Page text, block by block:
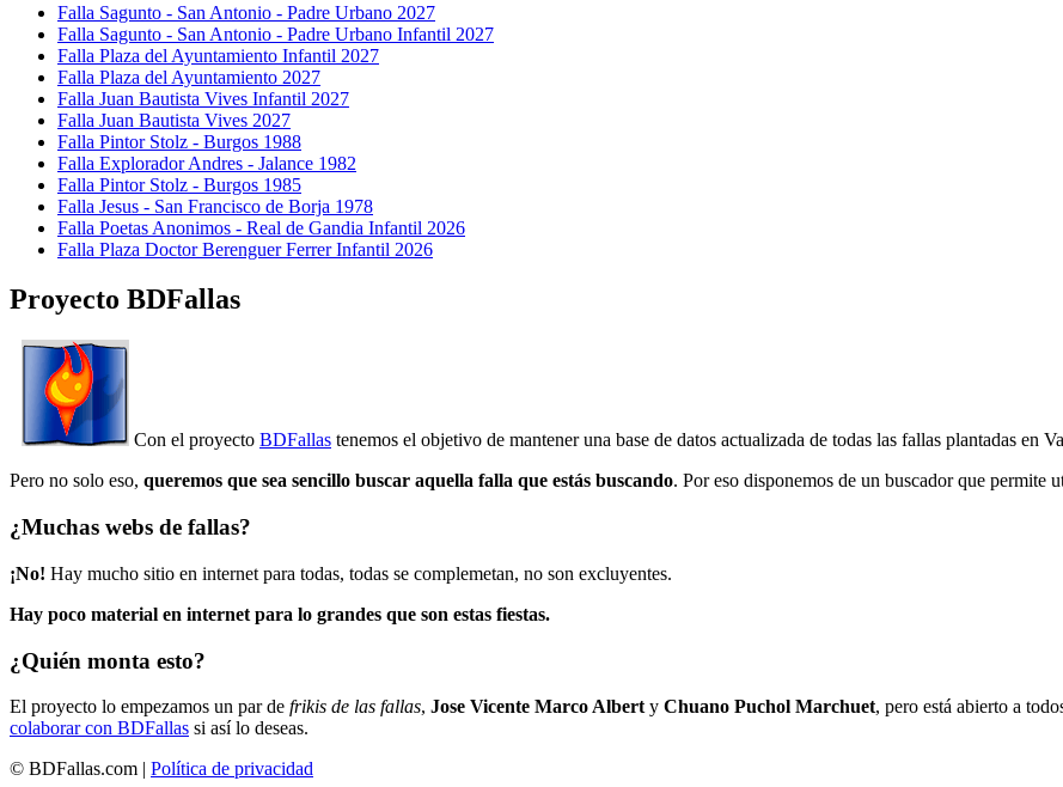
Falla Sagunto - San Antonio - Padre Urbano 2027
Falla Sagunto - San Antonio - Padre Urbano Infantil 2027
Falla Plaza del Ayuntamiento Infantil 2027
Falla Plaza del Ayuntamiento 2027
Falla Juan Bautista Vives Infantil 2027
Falla Juan Bautista Vives 2027
Falla Pintor Stolz - Burgos 1988
Falla Explorador Andres - Jalance 1982
Falla Pintor Stolz - Burgos 1985
Falla Jesus - San Francisco de Borja 1978
Falla Poetas Anonimos - Real de Gandia Infantil 2026
Falla Plaza Doctor Berenguer Ferrer Infantil 2026
Proyecto BDFallas
Con el proyecto BDFallas tenemos el objetivo de mantener una base de datos actualizada de todas las fallas plantadas en
Pero no solo eso, queremos que sea sencillo buscar aquella falla que estás buscando. Por eso disponemos de un buscador que
¿Muchas webs de fallas?
¡No! Hay mucho sitio en internet para todas, todas se complemetan, no son excluyentes.
Hay poco material en internet para lo grandes que son estas fiestas.
¿Quién monta esto?
El proyecto lo empezamos un par de frikis de las fallas, Jose Vicente Marco Albert y Chuano Puchol Marchuet, pero está abierto a
colaborar con BDFallas si así lo deseas.
© BDFallas.com | Política de privacidad